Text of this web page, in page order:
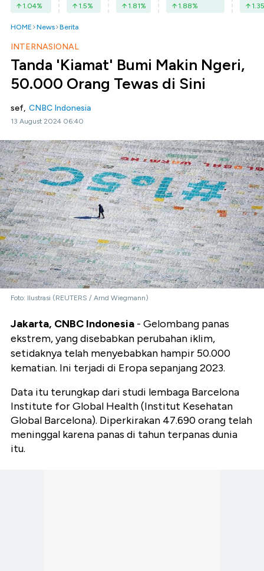
1.04% 1.5% 1.81% 1.88% 1.35
HOME News Berita
INTERNASIONAL
Tanda 'Kiamat' Bumi Makin Ngeri,
50.000 Orang Tewas di Sini
sef, CNBC Indonesia
13 August 2024 06:40
Foto: Ilustrasi (REUTERS / Arnd Wiegmann)
Jakarta, CNBC Indonesia - Gelombang panas
ekstrem, yang disebabkan perubahan iklim,
setidaknya telah menyebabkan hampir 50.000
kematian. Ini terjadi di Eropa sepanjang 2023.
Data itu terungkap dari studi lembaga Barcelona
Institute for Global Health (Institut Kesehatan
Global Barcelona). Diperkirakan 47.690 orang telah
meninggal karena panas di tahun terpanas dunia
itu.